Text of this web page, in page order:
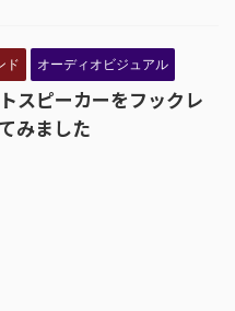
ド オーディオビジュアル
スピーカーをフックレ
みました